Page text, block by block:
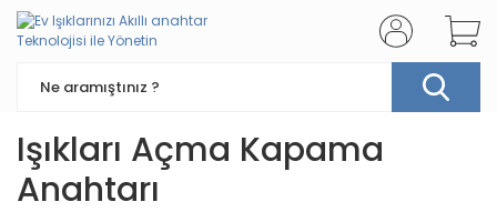
Işıkları Açma Kapama
Anahtarı